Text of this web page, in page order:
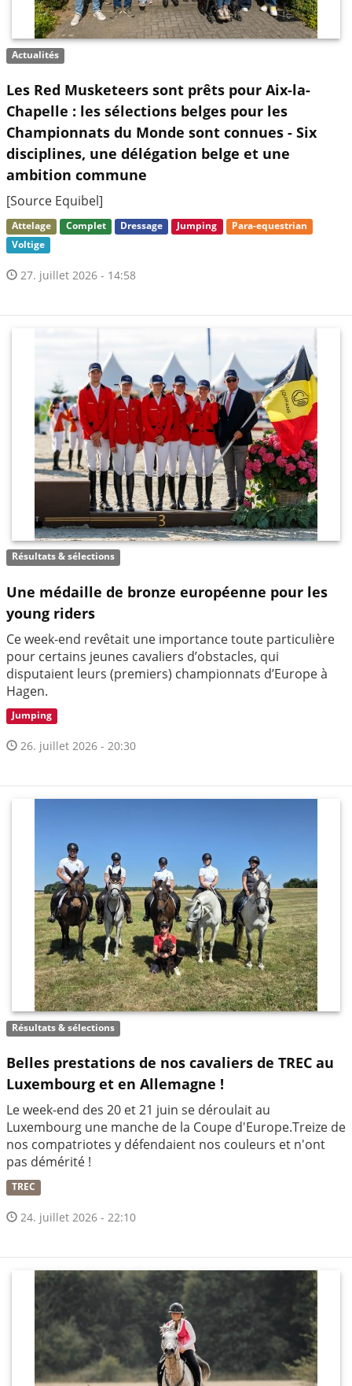
Actualités
Les Red Musketeers sont prêts pour Aix-la-
Chapelle : les sélections belges pour les
Championnats du Monde sont connues - Six
disciplines, une délégation belge et une
ambition commune
[Source Equibel]
Attelage Complet Dressage Jumping
Para-equestrian
Voltige
27. juillet 2026 - 14:58
Résultats & sélections
Une médaille de bronze européenne pour les
young riders
Ce week-end revêtait une importance toute particulière
pour certains jeunes cavaliers d’obstacles, qui
disputaient leurs (premiers) championnats d’Europe à
Hagen.
Jumping
26. juillet 2026 - 20:30
Résultats & sélections
Belles prestations de nos cavaliers de TREC au
Luxembourg et en Allemagne !
Le week-end des 20 et 21 juin se déroulait au
Luxembourg une manche de la Coupe d'Europe.Treize de
nos compatriotes y défendaient nos couleurs et n'ont
pas démérité !
TREC
24. juillet 2026 - 22:10